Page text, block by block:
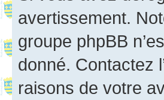
avertissement.
groupe phpBB
donné. Contactez
raisons de votre